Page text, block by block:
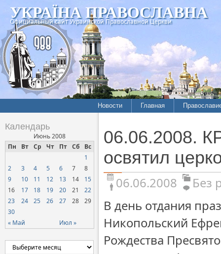
УКРАЇНА ПРАВОСЛАВНА
Официальный сайт Украинской Православной Церкви
Новости Главная
Календарь
Июнь 2008
Пн
Вт Ср Чт Пт Сб Вс
« Май Июл »
1
2
3 4 5 6 7
8
9
10 11 12 13 14
15
16
17 18 19 20 21
22
23
24 25 26 27 28
29
30
06.06.2008.
освятил
06.06.2008
Без
В день отдания
Никопольский
Рождества